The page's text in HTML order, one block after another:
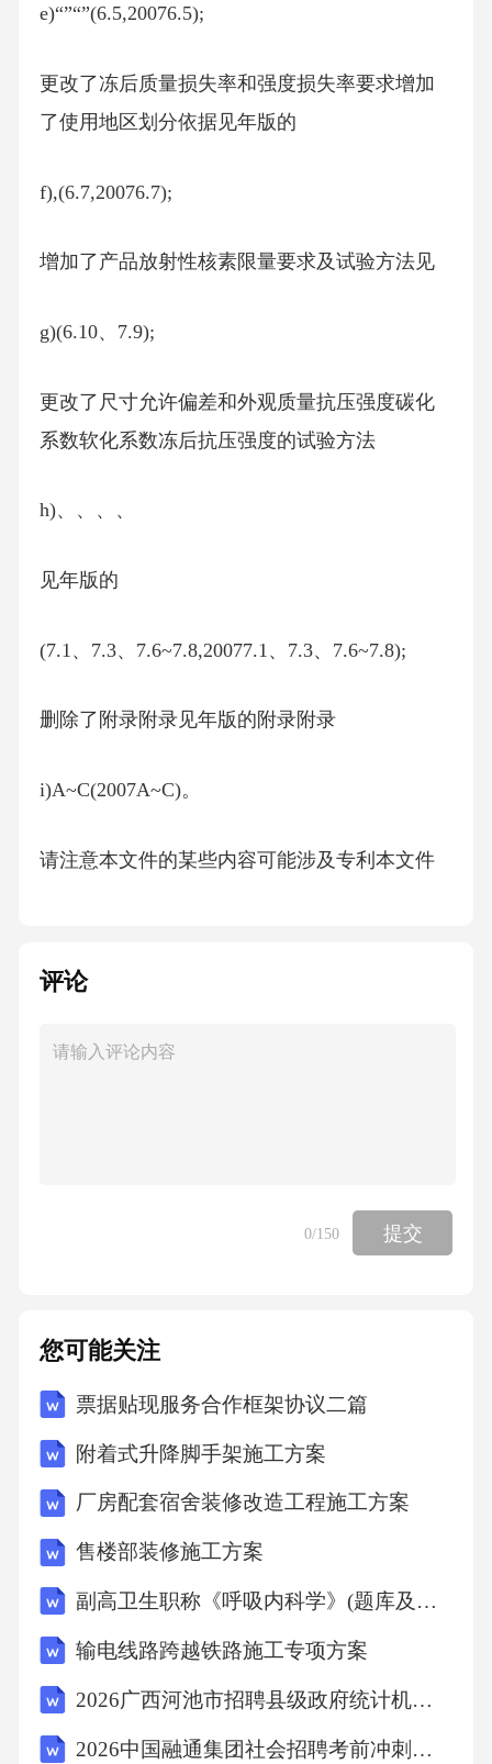
e)“”“”(6.5,20076.5);
更改了冻后质量损失率和强度损失率要求增加
了使用地区划分依据见年版的
f),(6.7,20076.7);
增加了产品放射性核素限量要求及试验方法见
g)(6.10、7.9);
更改了尺寸允许偏差和外观质量抗压强度碳化
系数软化系数冻后抗压强度的试验方法
h)、、、、
见年版的
(7.1、7.3、7.6~7.8,20077.1、7.3、7.6~7.8);
删除了附录附录见年版的附录附录
i)A~C(2007A~C)。
请注意本文件的某些内容可能涉及专利本文件
。。
本文件由中国建筑材料联合会提出
本文件起草单位中国国检测试控股集团西安有
限公司中铁二十五局集团第二工程有限公司
:、、
安徽维东建材股份有限公司珠海市振业混凝土
有限公司安徽省建筑科学研究设计院中国建筑
砌块
、、、
协会广西壮族自治区建筑科学研究设计院广西
评论
0/150 提交
您可能关注
票据贴现服务合作框架协议二篇
附着式升降脚手架施工方案
厂房配套宿舍装修改造工程施工方案
售楼部装修施工方案
副高卫生职称《呼吸内科学》(题库及答案)
输电线路跨越铁路施工专项方案
2026广西河池市招聘县级政府统计机构统计协管员（协统员）26人模拟试卷附答案详解（考试直接用）
2026中国融通集团社会招聘考前冲刺试卷【综合卷】附答案详解